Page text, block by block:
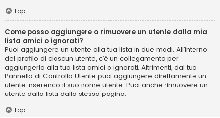
Top
Come posso aggiungere o rimuovere un utente dalla mia
lista amici o ignorati?
Puoi aggiungere un utente alla tua lista in due modi. All’interno
del profilo di ciascun utente, c’è un collegamento per
aggiungerlo alla tua lista amici o ignorati. Altrimenti, dal tuo
Pannello di Controllo Utente puoi aggiungere direttamente un
utente inserendo il suo nome utente. Puoi anche rimuovere un
utente dalla lista dalla stessa pagina.
Top